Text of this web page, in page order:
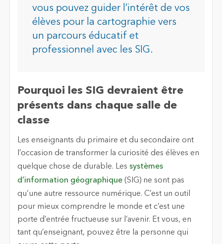
vous pouvez guider l’intérêt de vos
élèves pour la cartographie vers
un parcours éducatif et
professionnel avec les SIG.
Pourquoi les SIG devraient être
présents dans chaque salle de
classe
Les enseignants du primaire et du secondaire ont
l’occasion de transformer la curiosité des élèves en
quelque chose de durable. Les systèmes
d’information géographique(SIG) ne sont pas
qu’une autre ressource numérique. C’est un outil
pour mieux comprendre le monde et c’est une
porte d’entrée fructueuse sur l’avenir. Et vous, en
tant qu’enseignant, pouvez être la personne qui